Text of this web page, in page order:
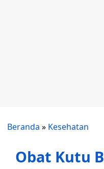
Beranda » Kesehatan
Obat Kutu